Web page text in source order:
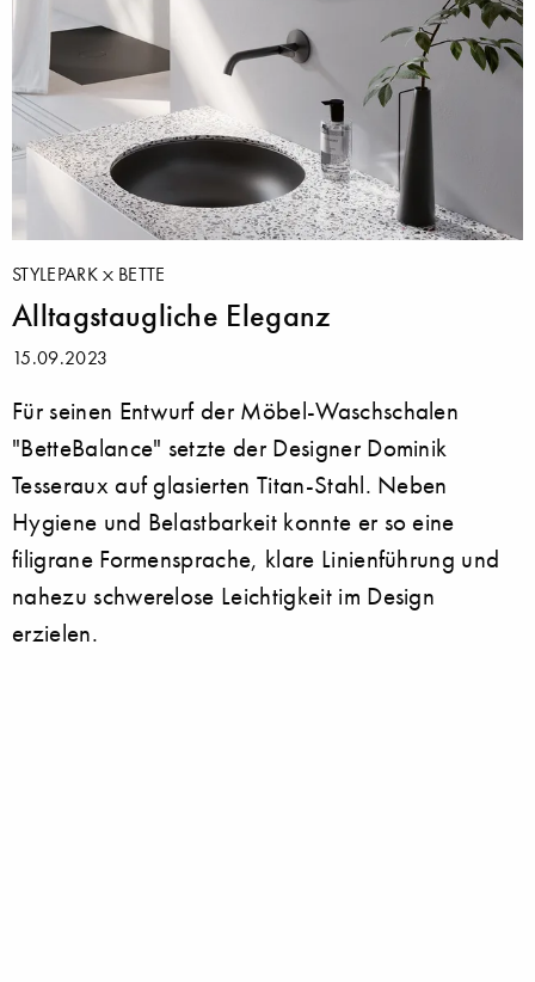
STYLEPARK BETTE
Alltagstaugliche Eleganz
15.09.2023
Für seinen Entwurf der Möbel-Waschschalen
"BetteBalance" setzte der Designer Dominik
Tesseraux auf glasierten Titan-Stahl. Neben
Hygiene und Belastbarkeit konnte er so eine
filigrane Formensprache, klare Linienführung und
nahezu schwerelose Leichtigkeit im Design
erzielen.